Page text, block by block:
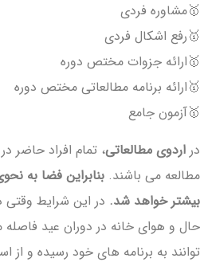
🥇مشاوره فردی
🥇رفع اشکال فردی
🥇ارائه جزوات مختص دوره
🥇ارائه برنامه مطالعاتی مختص دوره
🥇آزمون جامع
در اردوی مطالعاتی، تمام افراد حاضر
مطالعه می باشند. بنابراین فضا به
بیشتر خواهد شد. در این شرایط وقتی
حال و هوای خانه در دوران عید
توانند به برنامه های خود رسیده و از